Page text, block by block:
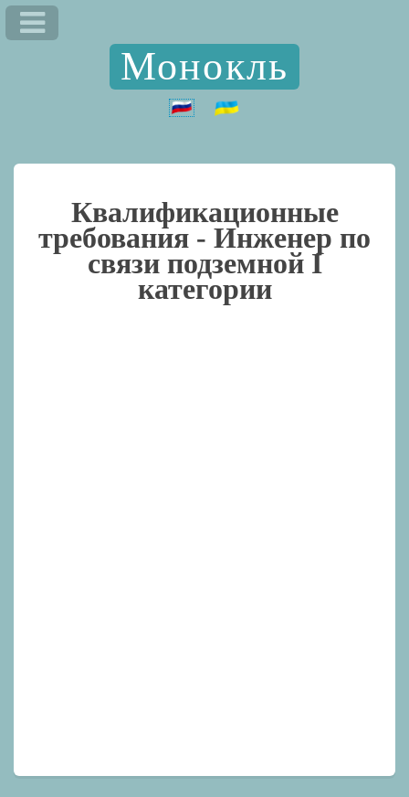
Монокль
Квалификационные
требования - Инженер по
связи подземной I
категории